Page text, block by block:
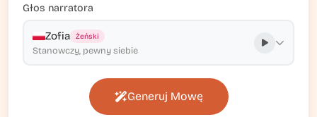
Głos narratora
Zofia Żeński
Stanowczy, pewny siebie
Generuj Mowę